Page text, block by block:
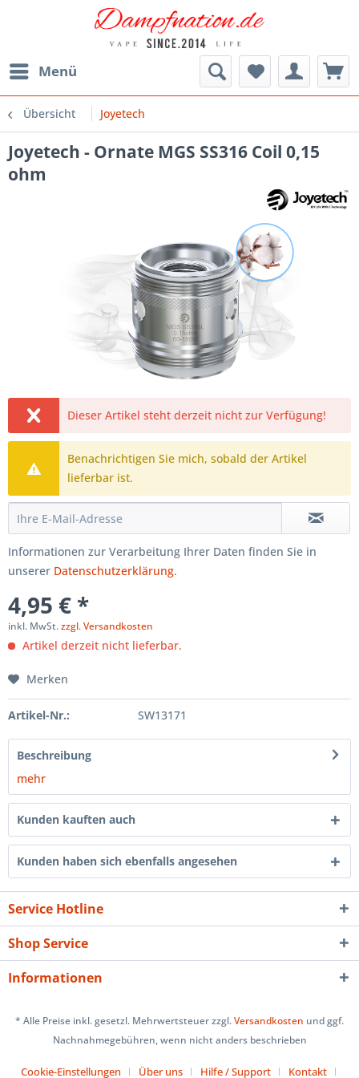
Menü
Übersicht Joyetech
Joyetech - Ornate MGS SS316 Coil 0,15
ohm
Dieser Artikel steht derzeit nicht zur Verfügung!
Benachrichtigen Sie mich, sobald der Artikel
lieferbar ist.
Informationen zur Verarbeitung Ihrer Daten finden Sie in
unserer Datenschutzerklärung.
4,95 € *
inkl. MwSt.zzgl. Versandkosten
Artikel derzeit nicht lieferbar.
Merken
Artikel-Nr.: SW13171
Beschreibung
mehr
Kunden kauften auch
Kunden haben sich ebenfalls angesehen
Service Hotline
Shop Service
Informationen
* Alle Preise inkl. gesetzl. Mehrwertsteuer zzgl.Versandkosten und ggf.
Nachnahmegebühren, wenn nicht anders beschrieben
Cookie-Einstellungen Über uns Hilfe / Support Kontakt